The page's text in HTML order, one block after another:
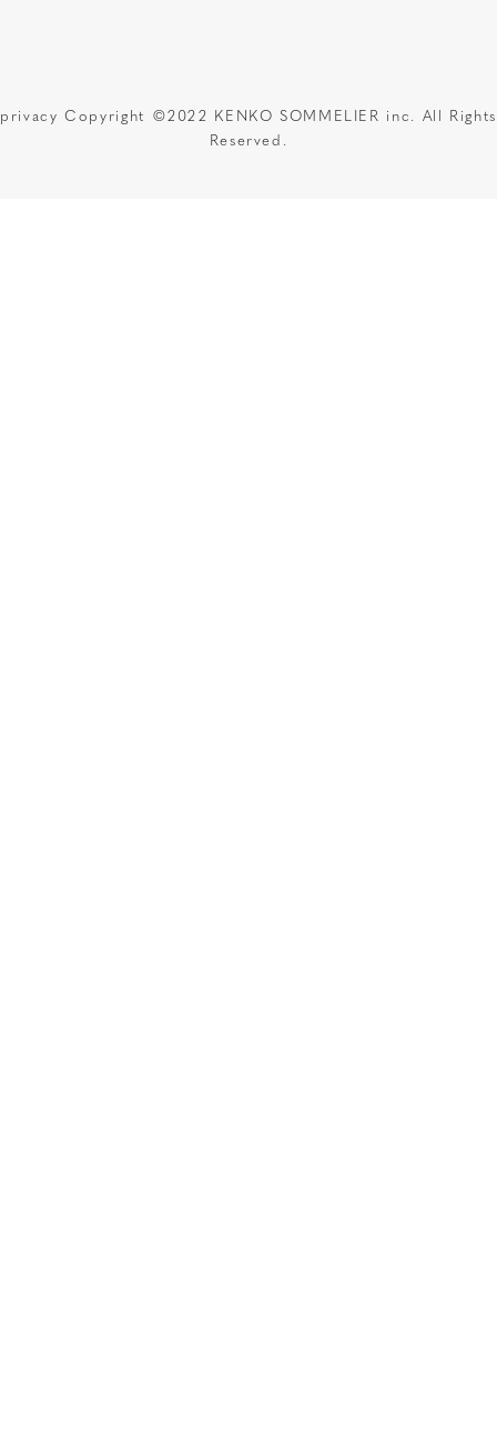
privacy Copyright ©2022 KENKO SOMMELIER inc. All Rights
Reserved.